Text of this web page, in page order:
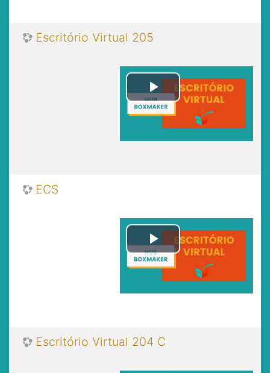
Escritório Virtual 205
Play
Video
ECS
Play
Video
Escritório Virtual 204 C